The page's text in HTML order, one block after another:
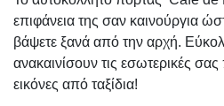
επιφάνεια της σαν καινούργια
βάψετε ξανά από την αρχή.
ανακαινίσουν τις εσωτερικές
εικόνες από ταξίδια!